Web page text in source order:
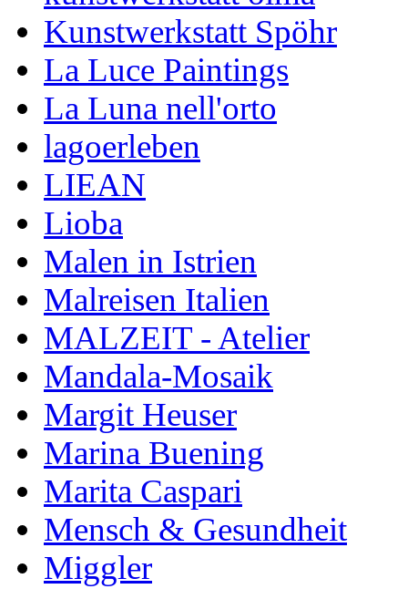
Kunstwerkstatt Spöhr
La Luce Paintings
La Luna nell'orto
lagoerleben
LIEAN
Lioba
Malen in Istrien
Malreisen Italien
MALZEIT - Atelier
Mandala-Mosaik
Margit Heuser
Marina Buening
Marita Caspari
Mensch & Gesundheit
Miggler